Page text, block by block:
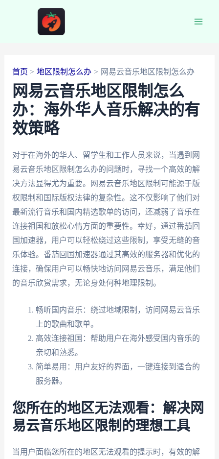
首页 地区限制怎么办 网易云音乐地区限制怎么办
网易云音乐地区限制怎么
办：海外华人音乐解决的有
效策略
对于在海外的华人、留学生和工作人员来说，当遇到网
易云音乐地区限制怎么办的问题时，寻找一个高效的解
决方法显得尤为重要。网易云音乐地区限制可能源于版
权限制和国际版权法律的复杂性。这不仅影响了他们对
最新流行音乐和国内精选歌单的访问，还减弱了音乐在
连接祖国和放松心情方面的重要性。幸好，通过番茄回
国加速器，用户可以轻松绕过这些限制，享受无缝的音
乐体验。番茄回国加速器通过其高效的服务器和优化的
连接，确保用户可以畅快地访问网易云音乐，满足他们
的音乐欣赏需求，无论身处何种地理限制。
畅听国内音乐：绕过地域限制，访问网易云音乐
上的歌曲和歌单。
高效连接祖国：帮助用户在海外感受国内音乐的
亲切和熟悉。
简单易用：用户友好的界面，一键连接到适合的
服务器。
您所在的地区无法观看：解决网
易云音乐地区限制的理想工具
当用户面临您所在的地区无法观看的提示时，有效的解